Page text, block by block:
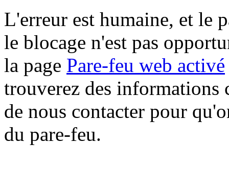
L'erreur est humaine, et le
le blocage n'est pas
la page Pare-feu web activé
trouverez des informations
de nous contacter pour
du pare-feu.